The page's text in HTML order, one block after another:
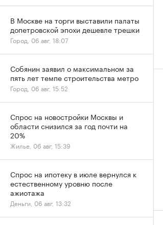
В Москве на торги выставили палаты
допетровской эпохи дешевле трешки
Город, 06 авг, 18:07
Собянин заявил о максимальном за
пять лет темпе строительства метро
Город, 06 авг, 15:52
Спрос на новостройки Москвы и
области снизился за год почти на
20%
Жилье, 06 авг, 15:39
Спрос на ипотеку в июле вернулся к
естественному уровню после
ажиотажа
Деньги, 06 авг, 13:32